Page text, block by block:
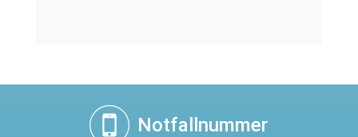
Notfallnummer